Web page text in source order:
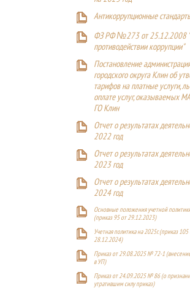
Антикоррупционные
ФЗ РФ №273 от 25.12.2008
противодействии коррупции"
Постановление
городского округа Клин об
тарифов на платные услуги,
оплате услуг, оказываемых
ГО Клин
Отчет о результатах
2022 год
Отчет о результатах
2023 год
Отчет о результатах
2024 год
Основные положения учетной
(приказ 95 от 29.12.2023)
Учетная политика на 2025г. (приказ 105
28.12.2024)
Приказ от 29.08.2025 № 72-1
в УП)
Приказ от 24.09.2025 № 86 (о
утратившим силу приказ)